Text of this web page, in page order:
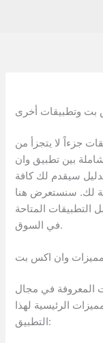
بت وتطبيقات أخرى
جزءاً لا يتجزأ من
بين تطبيق وان
سيقدم لك كافة
لك. سنستعرض هنا
المتاحة
في السوق.
مميزات وان اكس بت
المعروفة في مجال
الرئيسية لهذا
التطبيق: